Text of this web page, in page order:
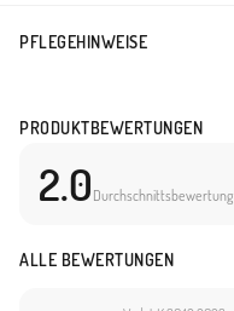
PFLEGEHINWEISE
PRODUKTBEWERTUNGEN
2.0 Durchschnittsbewertung
ALLE BEWERTUNGEN